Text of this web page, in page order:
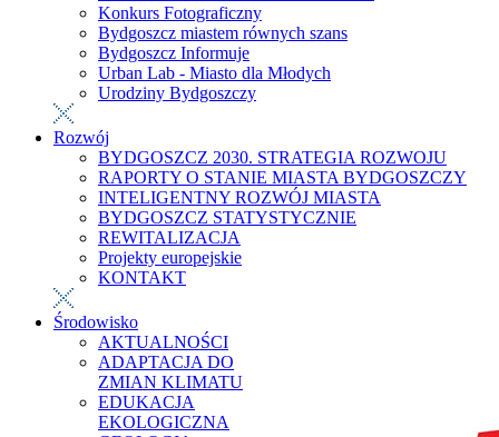
Konkurs Fotograficzny
Bydgoszcz miastem równych szans
Bydgoszcz Informuje
Urban Lab - Miasto dla Młodych
Urodziny Bydgoszczy
Rozwój
BYDGOSZCZ 2030. STRATEGIA ROZWOJU
RAPORTY O STANIE MIASTA BYDGOSZCZY
INTELIGENTNY ROZWÓJ MIASTA
BYDGOSZCZ STATYSTYCZNIE
REWITALIZACJA
Projekty europejskie
KONTAKT
Środowisko
AKTUALNOŚCI
ADAPTACJA DO
ZMIAN KLIMATU
EDUKACJA
EKOLOGICZNA